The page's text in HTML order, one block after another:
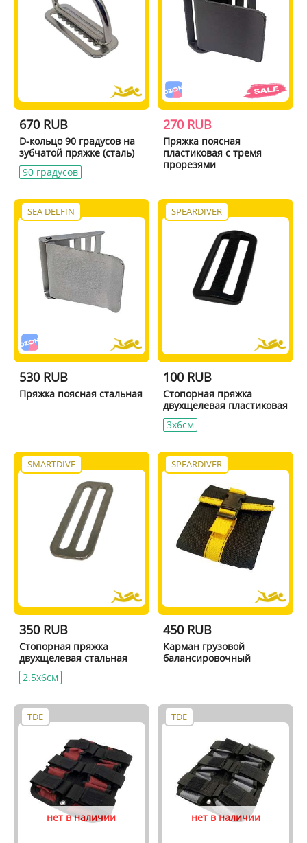
670 RUB
D-кольцо 90 градусов на
зубчатой пряжке (сталь)
90 градусов
270 RUB
Пряжка поясная
пластиковая с тремя
прорезями
SEA DELFIN
530 RUB
Пряжка поясная стальная
SPEARDIVER
100 RUB
Стопорная пряжка
двухщелевая пластиковая
3x6см
SMARTDIVE
350 RUB
Стопорная пряжка
двухщелевая стальная
2.5x6см
SPEARDIVER
450 RUB
Карман грузовой
балансировочный
TDE
нет в наличии
TDE
нет в наличии